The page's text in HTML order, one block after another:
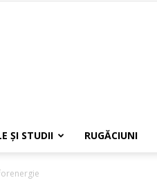
ŞI STUDII RUGĂCIUNI